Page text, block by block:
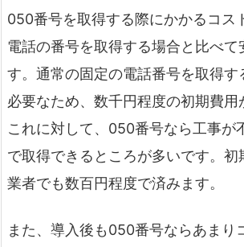
050番号を取得する際にかかるコス
電話の番号を取得する場合と比べて
す。通常の固定の電話番号を取得す
必要なため、数千円程度の初期費用
これに対して、050番号なら工事が
で取得できるところが多いです。初
業者でも数百円程度で済みます。
また、導入後も050番号ならあまり